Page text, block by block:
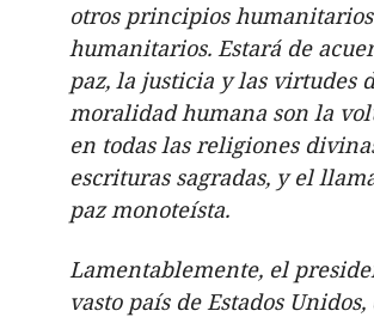
otros principios
humanitarios. Estará de
paz, la justicia y las virtudes
moralidad humana son la
en todas las religiones
escrituras sagradas, y el
paz monoteísta.
Lamentablemente, el
vasto país de Estados Unidos,